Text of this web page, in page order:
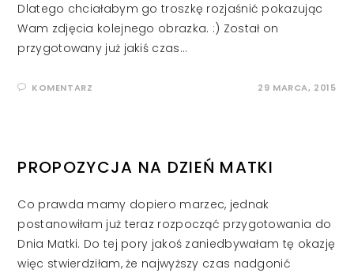
Dlatego chciałabym go troszkę rozjaśnić pokazując
Wam zdjęcia kolejnego obrazka. :) Został on
przygotowany już jakiś czas…
KOMENTARZ 29 MARCA, 2015
PROPOZYCJA NA DZIEŃ MATKI
Co prawda mamy dopiero marzec, jednak
postanowiłam już teraz rozpocząć przygotowania do
Dnia Matki. Do tej pory jakoś zaniedbywałam tę okazję
więc stwierdziłam, że najwyższy czas nadgonić